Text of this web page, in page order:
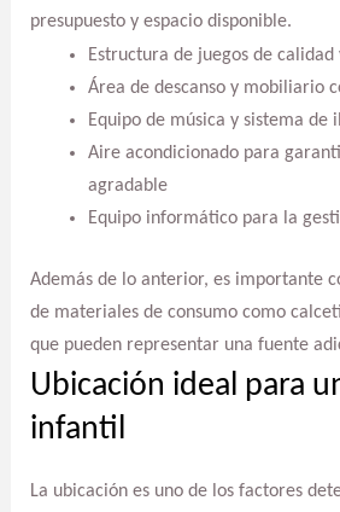
presupuesto y espacio disponible.
Estructura de juegos de calidad
Área de descanso y mobiliario
Equipo de música y sistema de
Aire acondicionado para
agradable
Equipo informático para la
Además de lo anterior, es importante
de materiales de consumo como
que pueden representar una fuente
Ubicación ideal para
infantil
La ubicación es uno de los factores